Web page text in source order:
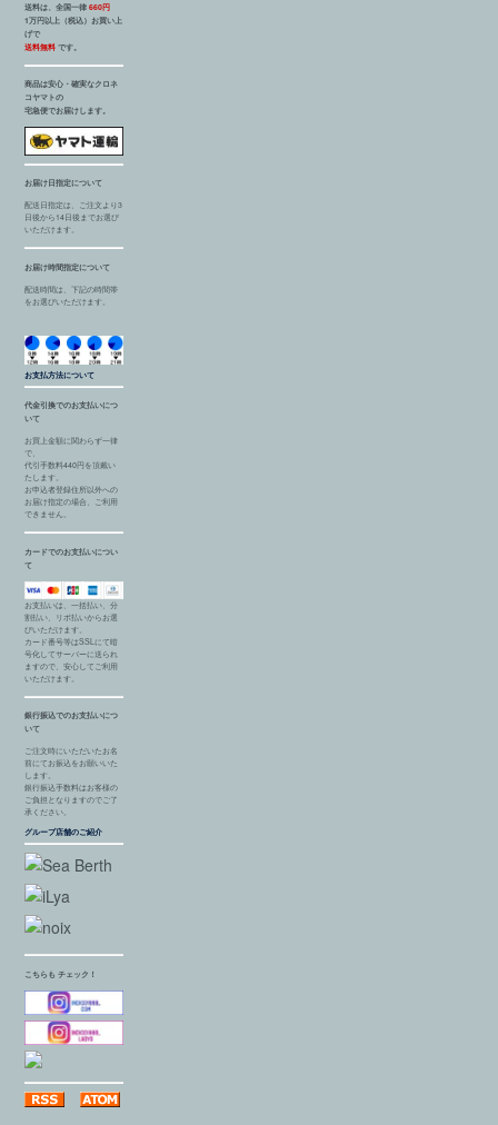
送料は、全国一律660円
1万円以上（税込）お買い上
げで
送料無料 です。
商品は安心・確実なクロネ
コヤマトの
宅急便でお届けします。
お届け日指定について
配送日指定は、ご注文より3
日後から14日後までお選び
いただけます。
お届け時間指定について
配送時間は、下記の時間帯
をお選びいただけます。
お支払方法について
代金引換でのお支払いにつ
いて
お買上金額に関わらず一律
で、
代引手数料440円を頂戴い
たします。
お申込者登録住所以外への
お届け指定の場合、ご利用
できません。
カードでのお支払いについ
て
お支払いは、一括払い、分
割払い、リボ払いからお選
びいただけます。
カード番号等はSSLにて暗
号化してサーバーに送られ
ますので、安心してご利用
いただけます。
銀行振込でのお支払いにつ
いて
ご注文時にいただいたお名
前にてお振込をお願いいた
します。
銀行振込手数料はお客様の
ご負担となりますのでご了
承ください。
グループ店舗のご紹介
こちらも チェック！